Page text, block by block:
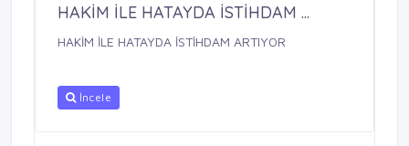
HAKİM İLE HATAYDA İSTİHDAM ...
HAKİM İLE HATAYDA İSTİHDAM ARTIYOR
İncele